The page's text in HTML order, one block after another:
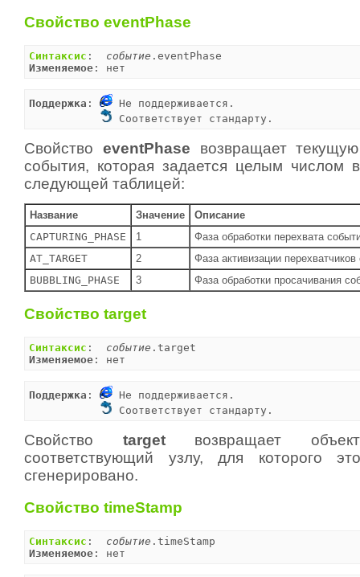
Свойство eventPhase
Синтаксис : событие
Изменяемое : нет
Поддержка :
Не поддерживается.
Соответствует стандарту.
Свойство eventPhase возвращает
события, которая задается целым числом
следующей таблицей:
Название Значение
Описание
CAPTURING_PHASE
1
Фаза обработки перехвата
AT_TARGET
2
Фаза активизации
BUBBLING_PHASE
3 Фаза обработки просачивания
Свойство target
Синтаксис : событие
Изменяемое : нет
Поддержка :
Не поддерживается.
Соответствует стандарту.
Свойство targetвозвращает
соответствующий узлу, для которого
сгенерировано.
Свойство timeStamp
Синтаксис : событие
Изменяемое : нет